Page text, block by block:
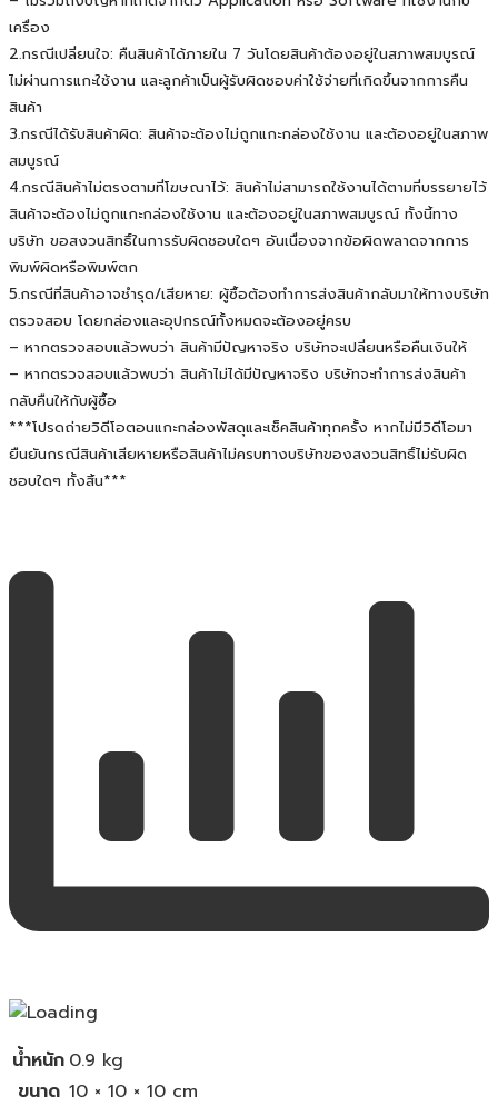
เครื่อง
2.กรณีเปลี่ยนใจ: คืนสินค้าได้ภายใน 7 วันโดยสินค้าต้องอยู่ในสภาพสมบูรณ์
ไม่ผ่านการแกะใช้งาน และลูกค้าเป็นผู้รับผิดชอบค่าใช้จ่ายที่เกิดขึ้นจากการคืน
สินค้า
3.กรณีได้รับสินค้าผิด: สินค้าจะต้องไม่ถูกแกะกล่องใช้งาน และต้องอยู่ในสภาพ
สมบูรณ์
4.กรณีสินค้าไม่ตรงตามที่โฆษณาไว้: สินค้าไม่สามารถใช้งานได้ตามที่บรรยายไว้
สินค้าจะต้องไม่ถูกแกะกล่องใช้งาน และต้องอยู่ในสภาพสมบูรณ์ ทั้งนี้ทาง
บริษัท ขอสงวนสิทธิ์ในการรับผิดชอบใดๆ อันเนื่องจากข้อผิดพลาดจากการ
พิมพ์ผิดหรือพิมพ์ตก
5.กรณีที่สินค้าอาจชำรุด/เสียหาย: ผู้ซื้อต้องทำการส่งสินค้ากลับมาให้ทางบริษัท
ตรวจสอบ โดยกล่องและอุปกรณ์ทั้งหมดจะต้องอยู่ครบ
– หากตรวจสอบแล้วพบว่า สินค้ามีปัญหาจริง บริษัทจะเปลี่ยนหรือคืนเงินให้
– หากตรวจสอบแล้วพบว่า สินค้าไม่ได้มีปัญหาจริง บริษัทจะทำการส่งสินค้า
กลับคืนให้กับผู้ซื้อ
***โปรดถ่ายวิดีโอตอนแกะกล่องพัสดุและเช็คสินค้าทุกครั้ง หากไม่มีวิดีโอมา
ยืนยันกรณีสินค้าเสียหายหรือสินค้าไม่ครบทางบริษัทของสงวนสิทธิ์ไม่รับผิด
ชอบใดๆ ทั้งสิ้น***
น้ำหนัก 0.9 kg
ขนาด 10 × 10 × 10 cm